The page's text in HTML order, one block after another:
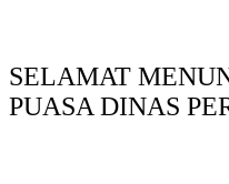
SELAMAT
PUASA DINAS